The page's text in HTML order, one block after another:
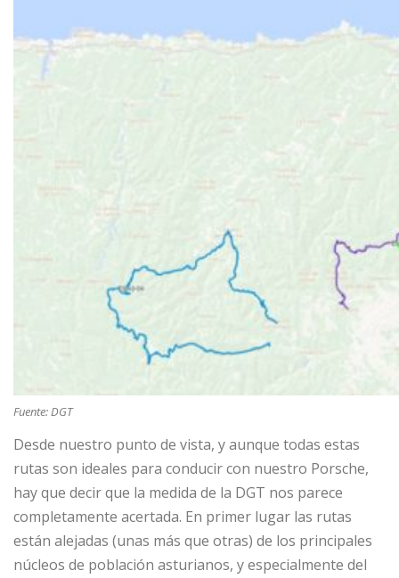
Fuente: DGT
Desde nuestro punto de vista, y aunque todas estas
rutas son ideales para conducir con nuestro Porsche,
hay que decir que la medida de la DGT nos parece
completamente acertada. En primer lugar las rutas
están alejadas (unas más que otras) de los principales
núcleos de población asturianos, y especialmente del